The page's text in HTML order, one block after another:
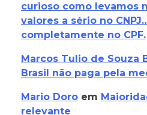
curioso como levamos
valores a sério no
completamente no CPF.
Marcos Tulio de Souza
Brasil não paga pela
Mario Doro em
relevante